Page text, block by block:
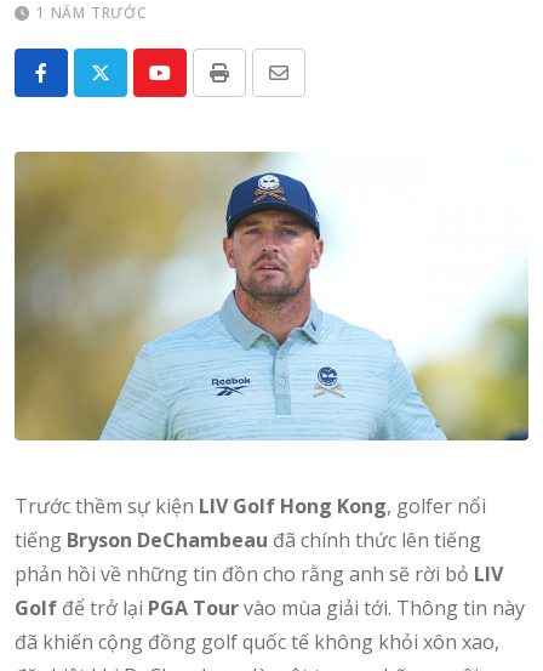
1 NĂM TRƯỚC
YoutubePrint
Share
Email
Trước thềm sự kiện LIV Golf Hong Kong, golfer nổi
tiếng Bryson DeChambeau đã chính thức lên tiếng
phản hồi về những tin đồn cho rằng anh sẽ rời bỏ LIV
Golf để trở lại PGA Tourvào mùa giải tới. Thông tin này
đã khiến cộng đồng golf quốc tế không khỏi xôn xao,